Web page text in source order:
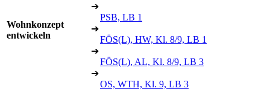
Wohnkonzept
entwickeln
➔
PSB, LB 1
➔
FÖS(L), HW, Kl. 8/9, LB 1
➔
FÖS(L), AL, Kl. 8/9, LB 3
➔
OS, WTH, Kl. 9, LB 3